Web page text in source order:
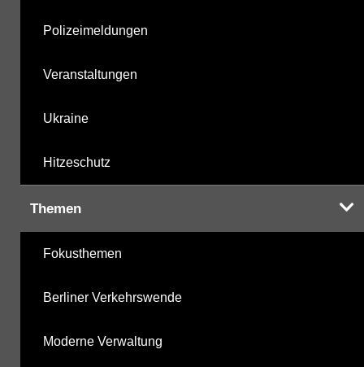
Polizeimeldungen
Veranstaltungen
Ukraine
Hitzeschutz
Themen
Fokusthemen
Berliner Verkehrswende
Moderne Verwaltung